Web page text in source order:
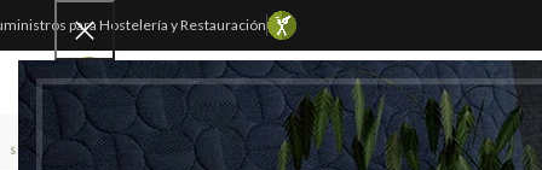
para Hostelería y Restauración
SELECCIONAR CATEGORÍA